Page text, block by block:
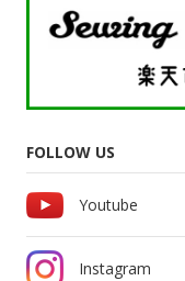
FOLLOW US
Youtube
Instagram